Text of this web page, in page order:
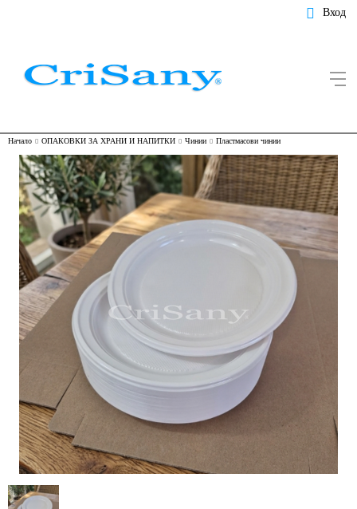
Вход
Начало ОПАКОВКИ ЗА ХРАНИ И НАПИТКИ Чинии Пластмасови чинии